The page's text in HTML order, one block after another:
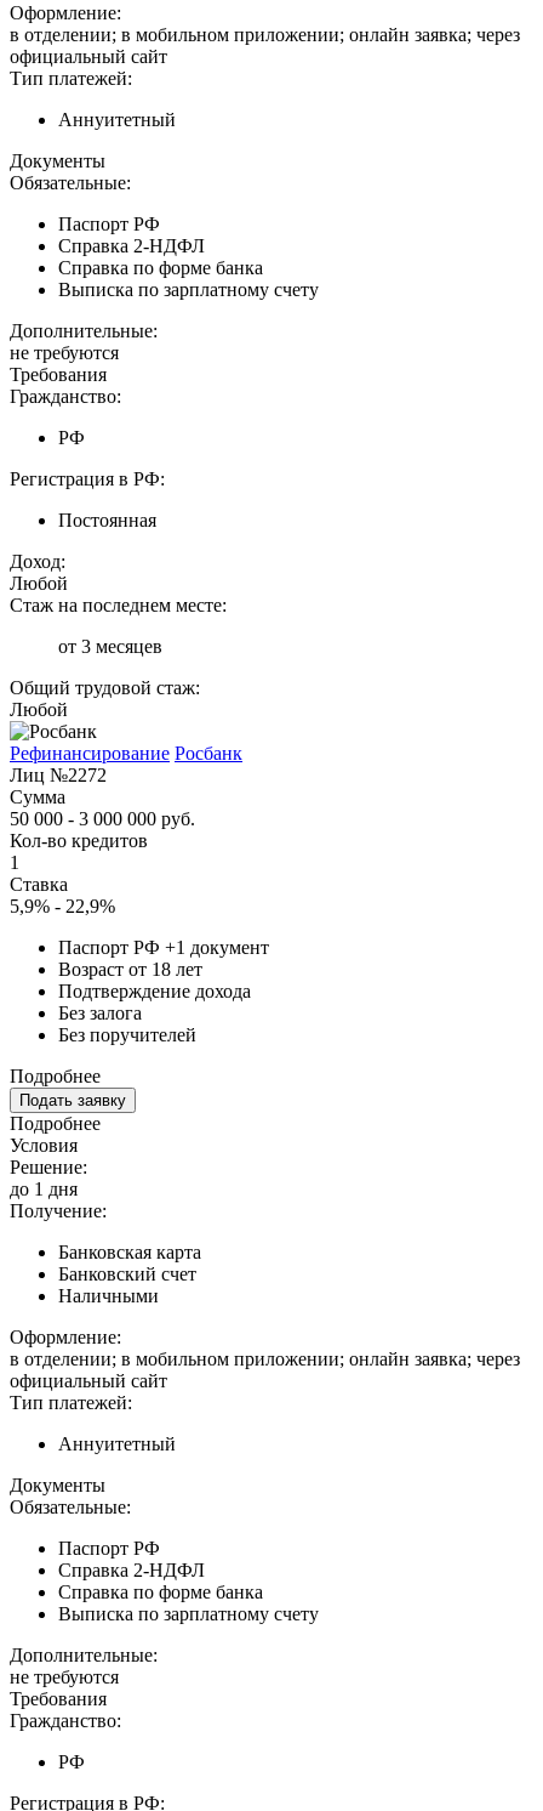
Оформление:
в отделении; в мобильном приложении; онлайн заявка; через
официальный сайт
Тип платежей:
Аннуитетный
Документы
Обязательные:
Паспорт РФ
Справка 2-НДФЛ
Справка по форме банка
Выписка по зарплатному счету
Дополнительные:
не требуются
Требования
Гражданство:
РФ
Регистрация в РФ:
Постоянная
Доход:
Любой
Стаж на последнем месте:
от 3 месяцев
Общий трудовой стаж:
Любой
Рефинансирование Росбанк
Лиц №2272
Сумма
50 000 - 3 000 000 руб.
Кол-во кредитов
1
Ставка
5,9% - 22,9%
Паспорт РФ +1 документ
Возраст от 18 лет
Подтверждение дохода
Без залога
Без поручителей
Подробнее
Подать заявку
Подробнее
Условия
Решение:
до 1 дня
Получение:
Банковская карта
Банковский счет
Наличными
Оформление:
в отделении; в мобильном приложении; онлайн заявка; через
официальный сайт
Тип платежей:
Аннуитетный
Документы
Обязательные:
Паспорт РФ
Справка 2-НДФЛ
Справка по форме банка
Выписка по зарплатному счету
Дополнительные:
не требуются
Требования
Гражданство:
РФ
Регистрация в РФ: